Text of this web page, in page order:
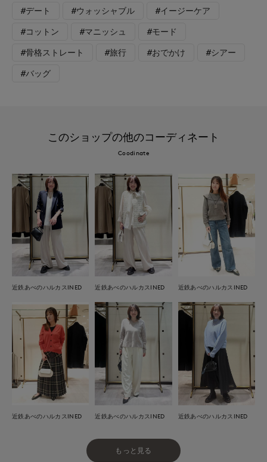
#デート #ウォッシャブル #イージーケア
#コットン #マニッシュ #モード
#骨格ストレート #旅行 #おでかけ #シアー
#バッグ
このショップの他のコーディネート
Coodinate
近鉄あべのハルカスINED 近鉄あべのハルカスINED 近鉄あべのハルカスINED
近鉄あべのハルカスINED 近鉄あべのハルカスINED 近鉄あべのハルカスINED
もっと見る